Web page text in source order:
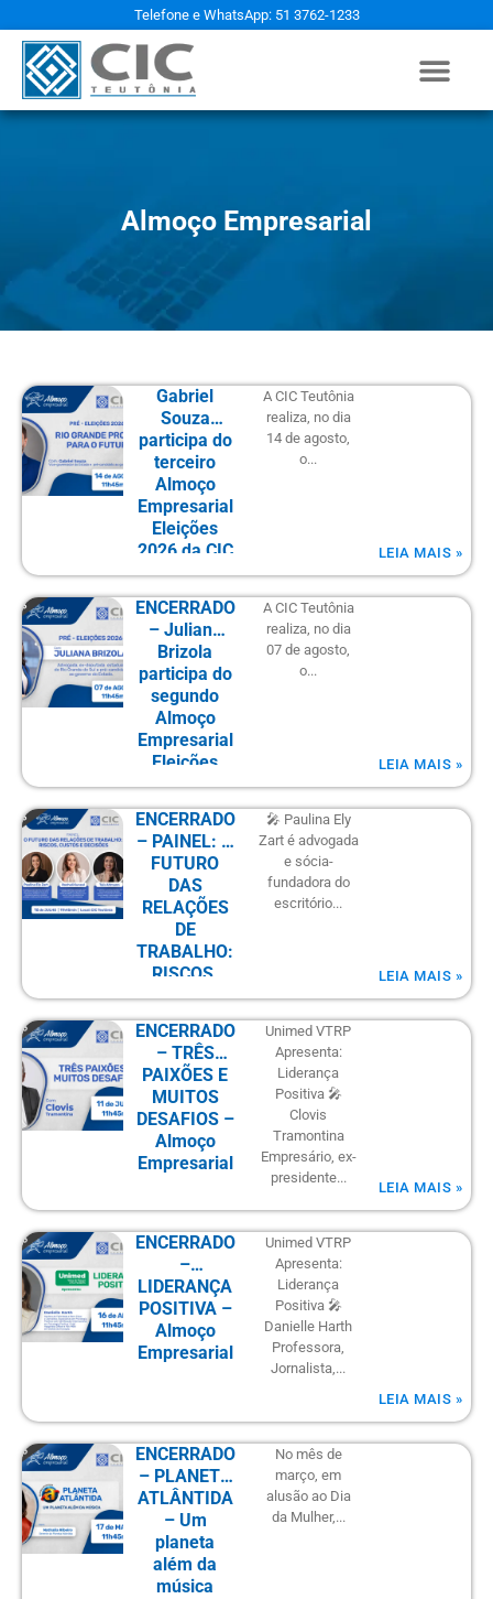
Telefone e WhatsApp: 51 3762-1233
Almoço Empresarial
Gabriel
Souza
participa do
terceiro
Almoço
Empresarial
Eleições
2026 da CIC
Teutônia
A CIC Teutônia
realiza, no dia
14 de agosto,
o...
LEIA MAIS »
ENCERRADO
– Juliana
Brizola
participa do
segundo
Almoço
Empresarial
Eleições
2026 da CIC
Teutônia
A CIC Teutônia
realiza, no dia
07 de agosto,
o...
LEIA MAIS »
ENCERRADO
– PAINEL: O
FUTURO
DAS
RELAÇÕES
DE
TRABALHO:
RISCOS,
CUSTOS E
DECISÕES –
Almoço
Empresarial
🎤 Paulina Ely
Zart é advogada
e sócia-
fundadora do
escritório...
LEIA MAIS »
ENCERRADO
– TRÊS
PAIXÕES E
MUITOS
DESAFIOS –
Almoço
Empresarial
Unimed VTRP
Apresenta:
Liderança
Positiva 🎤
Clovis
Tramontina
Empresário, ex-
presidente...
LEIA MAIS »
ENCERRADO
–
LIDERANÇA
POSITIVA –
Almoço
Empresarial
Unimed VTRP
Apresenta:
Liderança
Positiva 🎤
Danielle Harth
Professora,
Jornalista,...
LEIA MAIS »
ENCERRADO
– PLANETA
ATLÂNTIDA
– Um
planeta
além da
música
No mês de
março, em
alusão ao Dia
da Mulher,...